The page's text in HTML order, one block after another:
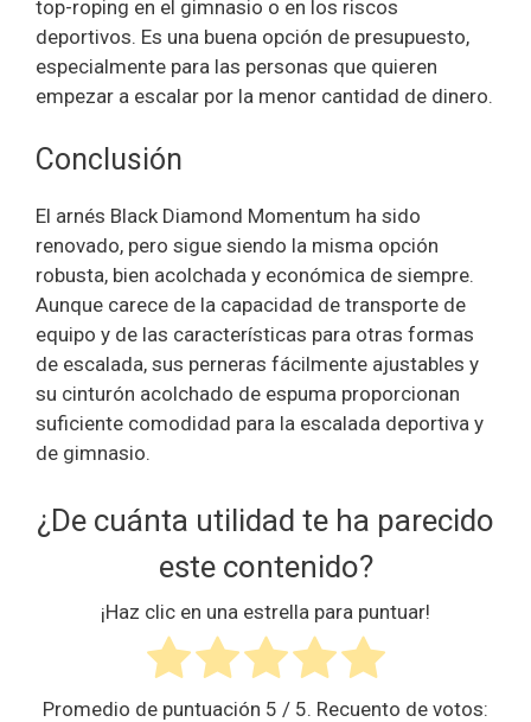
top-roping en el gimnasio o en los riscos
deportivos. Es una buena opción de presupuesto,
especialmente para las personas que quieren
empezar a escalar por la menor cantidad de dinero.
Conclusión
El arnés Black Diamond Momentum ha sido
renovado, pero sigue siendo la misma opción
robusta, bien acolchada y económica de siempre.
Aunque carece de la capacidad de transporte de
equipo y de las características para otras formas
de escalada, sus perneras fácilmente ajustables y
su cinturón acolchado de espuma proporcionan
suficiente comodidad para la escalada deportiva y
de gimnasio.
¿De cuánta utilidad te ha parecido
este contenido?
¡Haz clic en una estrella para puntuar!
Promedio de puntuación 5 / 5. Recuento de votos: